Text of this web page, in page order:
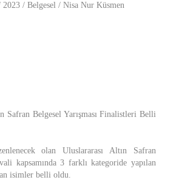
/ Belgesel / Nisa Nur Küsmen
Safran Belgesel Yarışması Finalistleri Belli
olan Uluslararası Altın Safran
kapsamında 3 farklı kategoride yapılan
isimler belli oldu.